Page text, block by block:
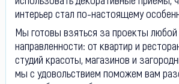
интерьер стал по-настоящему
Мы готовы взяться за проекты
направленности: от квартир и
студий красоты, магазинов и
мы с удовольствием поможем вам